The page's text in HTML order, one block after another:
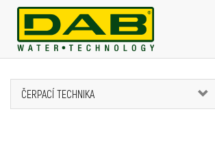
ČERPACÍ TECHNIKA